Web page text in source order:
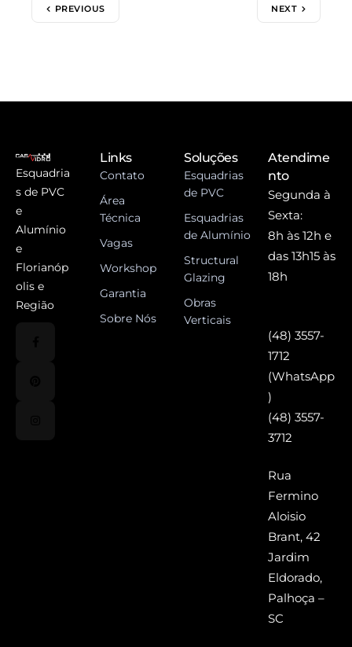
PREVIOUS NEXT
Esquadria
s de PVC
e
Alumínio
e
Florianóp
olis e
Região
Links
Contato
Área
Técnica
Vagas
Workshop
Garantia
Sobre Nós
Soluções
Esquadrias
de PVC
Esquadrias
de Alumínio
Structural
Glazing
Obras
Verticais
Atendime
nto
Segunda à
Sexta:
8h às 12h e
das 13h15 às
18h
(48) 3557-
1712
(WhatsApp
)
(48) 3557-
3712
Rua
Fermino
Aloisio
Brant, 42
Jardim
Eldorado,
Palhoça –
SC